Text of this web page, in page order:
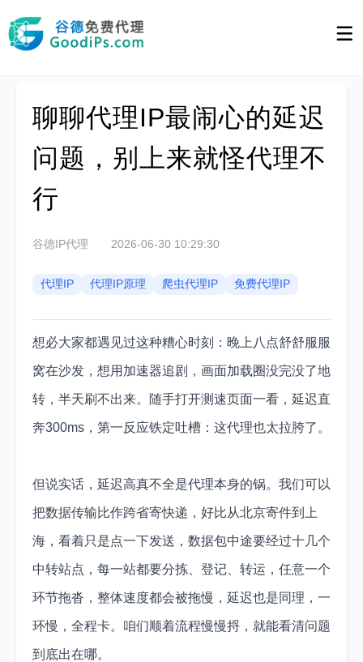
聊聊代理IP最闹心的延迟
问题，别上来就怪代理不
行
谷德IP代理 2026-06-30 10:29:30
代理IP 代理IP原理 爬虫代理IP 免费代理IP
想必大家都遇见过这种糟心时刻：晚上八点舒舒服服
窝在沙发，想用加速器追剧，画面加载圈没完没了地
转，半天刷不出来。随手打开测速页面一看，延迟直
奔300ms，第一反应铁定吐槽：这代理也太拉胯了。
但说实话，延迟高真不全是代理本身的锅。我们可以
把数据传输比作跨省寄快递，好比从北京寄件到上
海，看着只是点一下发送，数据包中途要经过十几个
中转站点，每一站都要分拣、登记、转运，任意一个
环节拖沓，整体速度都会被拖慢，延迟也是同理，一
环慢，全程卡。咱们顺着流程慢慢捋，就能看清问题
到底出在哪。